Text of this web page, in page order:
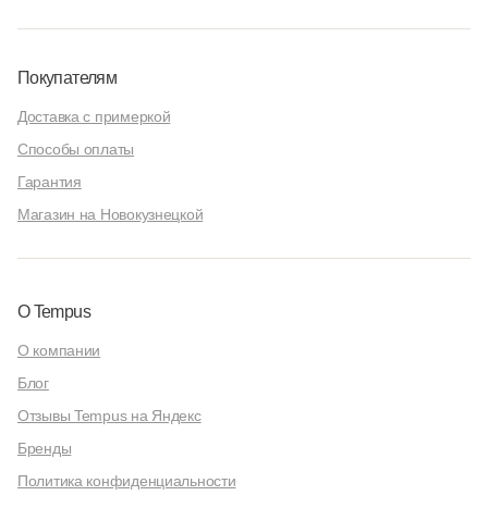
Покупателям
Доставка с примеркой
Способы оплаты
Гарантия
Магазин на Новокузнецкой
О Tempus
О компании
Блог
Отзывы Tempus на Яндекс
Бренды
Политика конфиденциальности